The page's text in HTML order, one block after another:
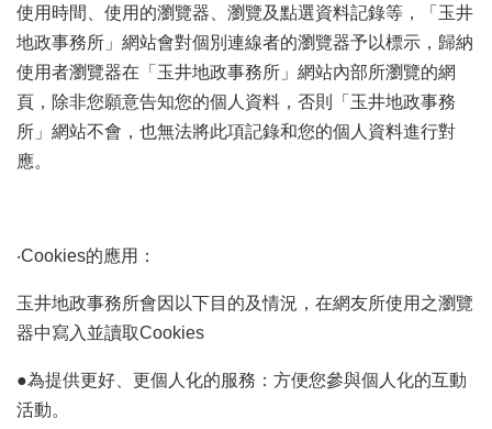
辦
繼
網
站
導
臺
市
政
地
局
使用時間、使用的瀏覽器、瀏覽及點選資料記錄等，「玉井
地政事務所」網站會對個別連線者的瀏覽器予以標示，歸納
使用者瀏覽器在「玉井地政事務所」網站內部所瀏覽的網
頁，除非您願意告知您的個人資料，否則「玉井地政事務
所」網站不會，也無法將此項記錄和您的個人資料進行對
應。
‧Cookies的應用：
玉井地政事務所會因以下目的及情況，在網友所使用之瀏覽
器中寫入並讀取Cookies
●為提供更好、更個人化的服務：方便您參與個人化的互動
活動。